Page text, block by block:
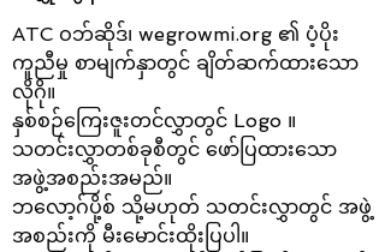
ATC ဝဘ်ဆိုဒ်၊ wegrowmi.org ၏ ပံ့ပိုး
ကူညီမှု စာမျက်နှာတွင် ချိတ်ဆက်ထားသော
လိုဂို။
နှစ်စဉ်ကြေးဇူးတင်လွှာတွင် Logo ။
သတင်းလွှာတစ်ခုစီတွင် ဖော်ပြထားသော
အဖွဲ့အစည်းအမည်။
ဘလော့ဂ်ပို့စ် သို့မဟုတ် သတင်းလွှာတွင် အဖွဲ့
အစည်းကို မီးမောင်းထိုးပြပါ။